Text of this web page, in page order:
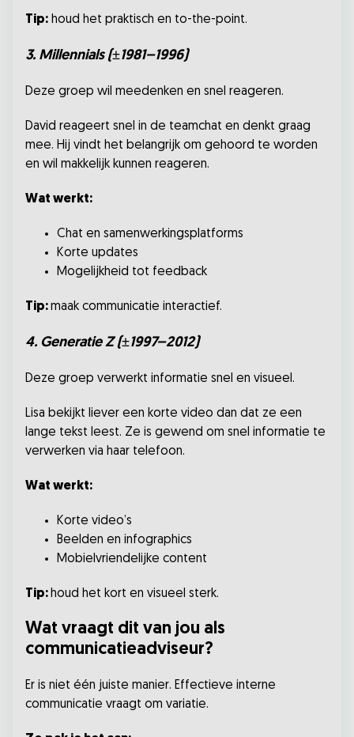
Tip: houd het praktisch en to-the-point.
3. Millennials (±1981–1996)
Deze groep wil meedenken en snel reageren.
David reageert snel in de teamchat en denkt graag
mee. Hij vindt het belangrijk om gehoord te worden
en wil makkelijk kunnen reageren.
Wat werkt:
Chat en samenwerkingsplatforms
Korte updates
Mogelijkheid tot feedback
Tip:maak communicatie interactief.
4. Generatie Z (±1997–2012)
Deze groep verwerkt informatie snel en visueel.
Lisa bekijkt liever een korte video dan dat ze een
lange tekst leest. Ze is gewend om snel informatie te
verwerken via haar telefoon.
Wat werkt:
Korte video’s
Beelden en infographics
Mobielvriendelijke content
Tip: houd het kort en visueel sterk.
Wat vraagt dit van jou als
communicatieadviseur?
Er is niet één juiste manier. Effectieve interne
communicatie vraagt om variatie.